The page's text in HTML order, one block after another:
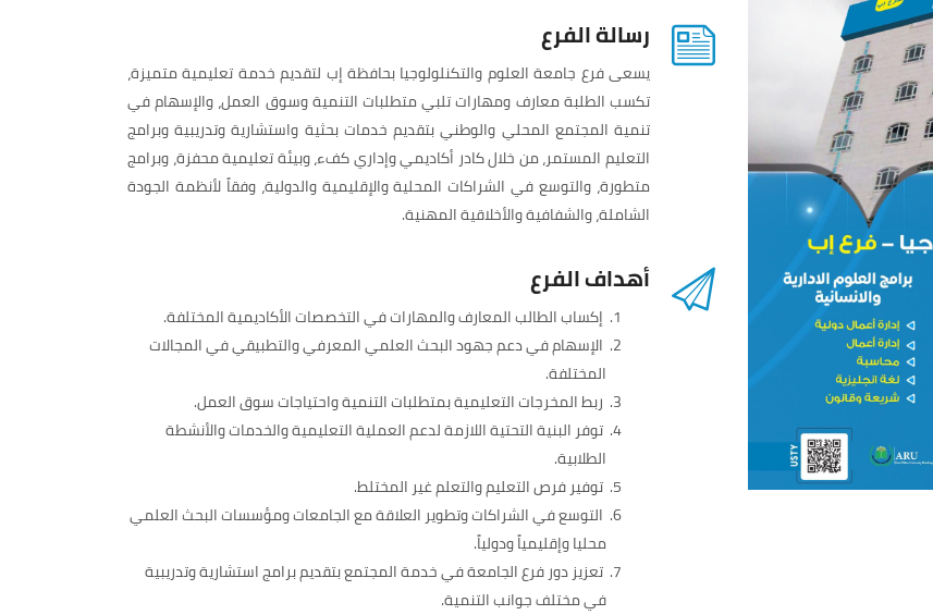
رسالة الفرع
يسعى فرع جامعة العلوم والتكنلولوجيا بحافظة إب لتقديم خدمة تعليمية متميزة،
تكسب الطلبة معارف ومهارات تلبي متطلبات التنمية وسوق العمل، والإسهام في
تنمية المجتمع المحلي والوطني بتقديم خدمات بحثية واستشارية وتدريبية وبرامج
التعليم المستمر، من خلال كادر أكاديمي وإداري كفء، وبيئة تعليمية محفزة، وبرامج
متطورة، والتوسع في الشراكات المحلية والإقليمية والدولية، وفقاً لأنظمة الجودة
الشاملة، والشفافية والأخلاقية المهنية.
أهداف الفرع
إكساب الطالب المعارف والمهارات في التخصصات الأكاديمية المختلفة.
الإسهام في دعم جهود البحث العلمي المعرفي والتطبيقي في المجالات
المختلفة.
ربط المخرجات التعليمية بمتطلبات التنمية واحتياجات سوق العمل.
توفر البنية التحتية اللازمة لدعم العملية التعليمية والخدمات والأنشطة
الطلابية.
توفير فرص التعليم والتعلم غير المختلط.
التوسع في الشراكات وتطوير العلاقة مع الجامعات ومؤسسات البحث العلمي
محليا وإقليمياً ودولياً.
تعزيز دور فرع الجامعة في خدمة المجتمع بتقديم برامج استشارية وتدريبية
في مختلف جوانب التنمية.